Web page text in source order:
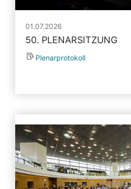
01.07.2026
50. PLENARSITZUNG
Plenarprotokoll